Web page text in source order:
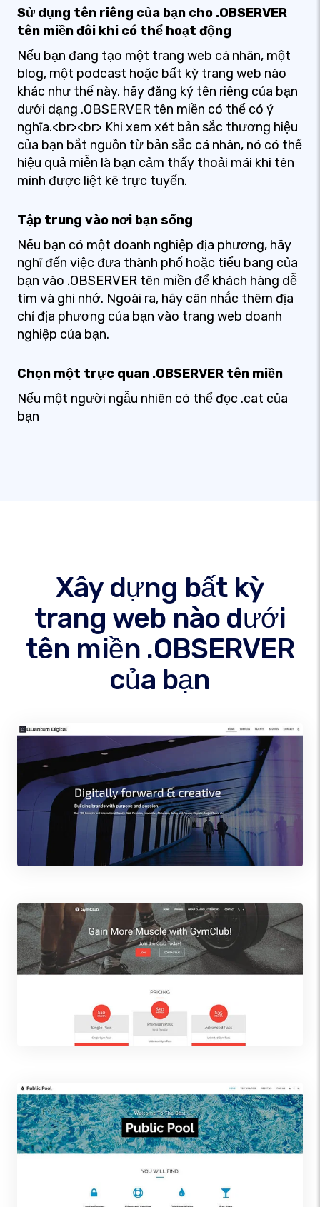
Sử dụng tên riêng của bạn cho .OBSERVER
tên miền đôi khi có thể hoạt động
Nếu bạn đang tạo một trang web cá nhân, một
blog, một podcast hoặc bất kỳ trang web nào
khác như thế này, hãy đăng ký tên riêng của bạn
dưới dạng .OBSERVER tên miền có thể có ý
nghĩa.<br><br> Khi xem xét bản sắc thương hiệu
của bạn bắt nguồn từ bản sắc cá nhân, nó có thể
hiệu quả miễn là bạn cảm thấy thoải mái khi tên
mình được liệt kê trực tuyến.
Tập trung vào nơi bạn sống
Nếu bạn có một doanh nghiệp địa phương, hãy
nghĩ đến việc đưa thành phố hoặc tiểu bang của
bạn vào .OBSERVER tên miền để khách hàng dễ
tìm và ghi nhớ. Ngoài ra, hãy cân nhắc thêm địa
chỉ địa phương của bạn vào trang web doanh
nghiệp của bạn.
Chọn một trực quan .OBSERVER tên miền
Nếu một người ngẫu nhiên có thể đọc .cat của
bạn
Xây dựng bất kỳ
trang web nào dưới
tên miền .OBSERVER
của bạn